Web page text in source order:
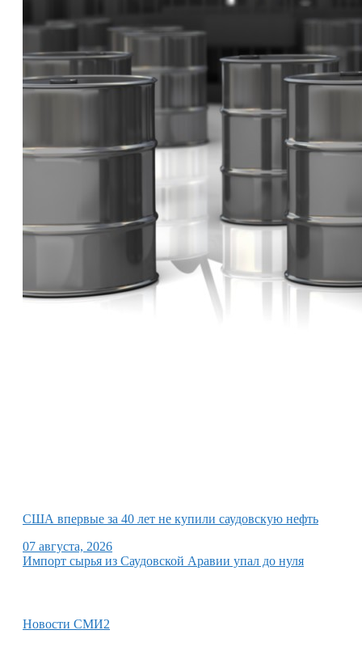
США впервые за 40 лет не купили саудовскую нефть
07 августа, 2026
Импорт сырья из Саудовской Аравии упал до нуля
Новости СМИ2